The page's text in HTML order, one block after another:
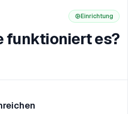
Einrichtung
funktioniert es?